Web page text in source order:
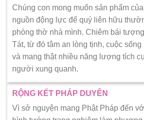
Chúng con mong muốn sản phẩm
nguồn động lực để quý liên hữu
phòng thờ nhà mình. Chiêm bái
Tát, từ đó tâm an lòng tịnh, cuộc
và mang thật nhiều năng lượng tích
người xung quanh.
RỘNG KẾT PHÁP DUYÊN
Vì sở nguyện mang Phật Pháp đến